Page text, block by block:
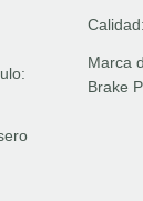
Calidad:
Marca
Brake